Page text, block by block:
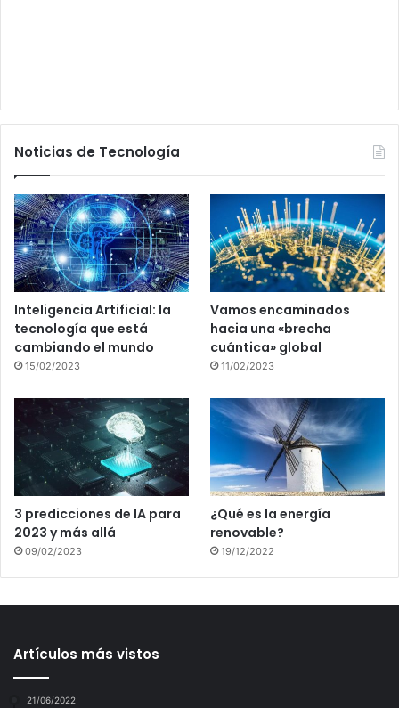
Noticias de Tecnología
Inteligencia Artificial: la
tecnología que está
cambiando el mundo
15/02/2023
Vamos encaminados
hacia una «brecha
cuántica» global
11/02/2023
3 predicciones de IA para
2023 y más allá
09/02/2023
¿Qué es la energía
renovable?
19/12/2022
Artículos más vistos
21/06/2022